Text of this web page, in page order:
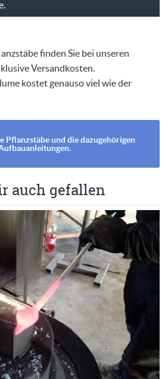
finden Sie bei unseren
Versandkosten.
kostet genauso viel wie der
Pflanzstäbe und die dazugehörigen
auch gefallen